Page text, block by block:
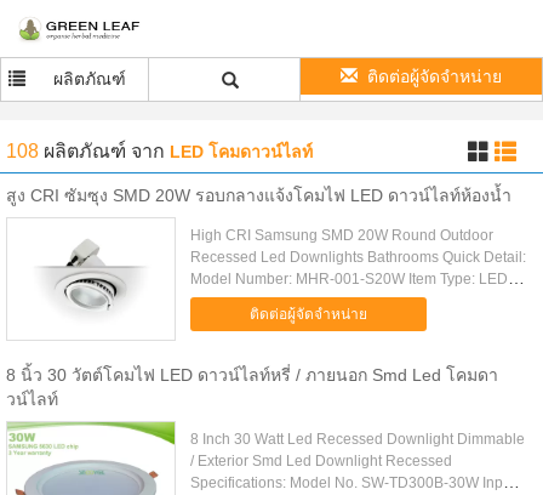
ผลิตภัณฑ์ ติดต่อผู้จัดจำหน่าย
108 ผลิตภัณฑ์ จาก LED โคมดาวน์ไลท์
สูง CRI ซัมซุง SMD 20W รอบกลางแจ้งโคมไฟ LED ดาวน์ไลท์ห้องน้ำ
High CRI Samsung SMD 20W Round Outdoor
Recessed Led Downlights Bathrooms Quick Detail:
Model Number: MHR-001-S20W Item Type: LED
Downlights LED Light Source: 40pcs Samsung
5630 Private mold die-casting aluminum...
ติดต่อผู้จัดจำหน่าย
8 นิ้ว 30 วัตต์โคมไฟ LED ดาวน์ไลท์หรี่ / ภายนอก Smd Led โคมดา
วน์ไลท์
8 Inch 30 Watt Led Recessed Downlight Dimmable
/ Exterior Smd Led Downlight Recessed
Specifications: Model No. SW-TD300B-30W Input